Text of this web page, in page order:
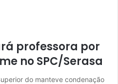
professora por
no SPC/Serasa
do manteve condenação